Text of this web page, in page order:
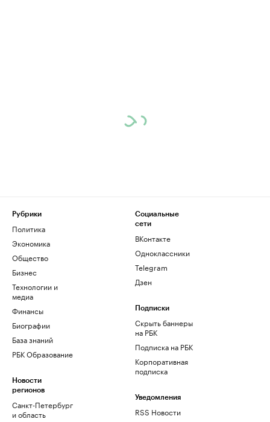
Рубрики
Политика
Экономика
Общество
Бизнес
Технологии и
медиа
Финансы
Биографии
База знаний
РБК Образование
Новости
регионов
Санкт-Петербург
и область
Социальные
сети
ВКонтакте
Одноклассники
Telegram
Дзен
Подписки
Скрыть баннеры
на РБК
Подписка на РБК
Корпоративная
подписка
Уведомления
RSS Новости